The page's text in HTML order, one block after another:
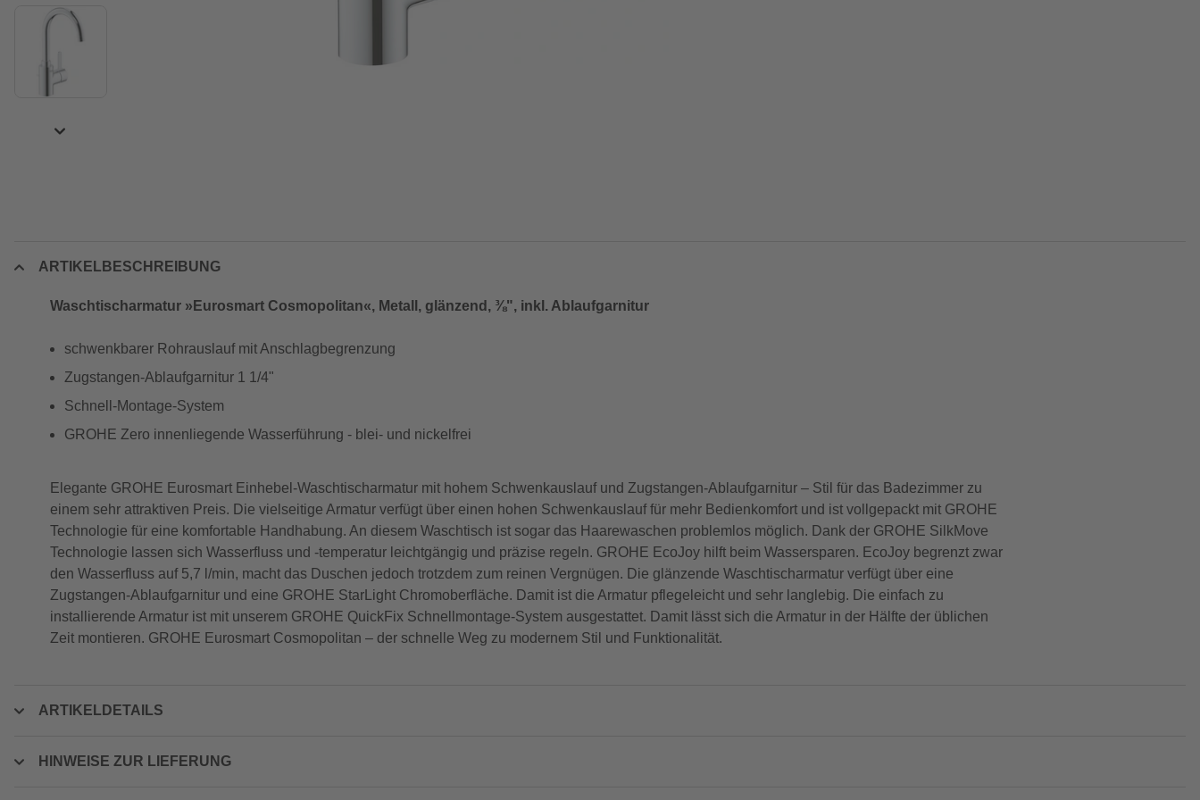
ARTIKELBESCHREIBUNG
Waschtischarmatur »Eurosmart Cosmopolitan«, Metall, glänzend, ⅜", inkl. Ablaufgarnitur
schwenkbarer Rohrauslauf mit Anschlagbegrenzung
Zugstangen-Ablaufgarnitur 1 1/4"
Schnell-Montage-System
GROHE Zero innenliegende Wasserführung - blei- und nickelfrei
Elegante GROHE Eurosmart Einhebel-Waschtischarmatur mit hohem Schwenkauslauf und Zugstangen-Ablaufgarnitur – Stil für das Badezimmer zu
einem sehr attraktiven Preis. Die vielseitige Armatur verfügt über einen hohen Schwenkauslauf für mehr Bedienkomfort und ist vollgepackt mit GROHE
Technologie für eine komfortable Handhabung. An diesem Waschtisch ist sogar das Haarewaschen problemlos möglich. Dank der GROHE SilkMove
Technologie lassen sich Wasserfluss und -temperatur leichtgängig und präzise regeln. GROHE EcoJoy hilft beim Wassersparen. EcoJoy begrenzt zwar
den Wasserfluss auf 5,7 l/min, macht das Duschen jedoch trotzdem zum reinen Vergnügen. Die glänzende Waschtischarmatur verfügt über eine
Zugstangen-Ablaufgarnitur und eine GROHE StarLight Chromoberfläche. Damit ist die Armatur pflegeleicht und sehr langlebig. Die einfach zu
installierende Armatur ist mit unserem GROHE QuickFix Schnellmontage-System ausgestattet. Damit lässt sich die Armatur in der Hälfte der üblichen
Zeit montieren. GROHE Eurosmart Cosmopolitan – der schnelle Weg zu modernem Stil und Funktionalität.
ARTIKELDETAILS
HINWEISE ZUR LIEFERUNG